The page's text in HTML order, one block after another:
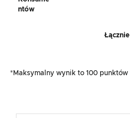
Ntów
Łącznie
*Maksymalny wynik to 100 punktów